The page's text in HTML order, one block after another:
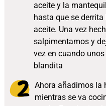
aceite y la
hasta que se
aceite. Una vez
salpimentamos y
vez en cuando
blandita
Ahora añadimos la
mientras se va